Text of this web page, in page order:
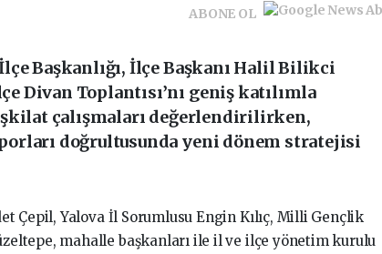
ABONE OL
Başkanlığı, İlçe Başkanı Halil Bilikci
Divan Toplantısı’nı geniş katılımla
çalışmaları değerlendirilirken,
doğrultusunda yeni dönem stratejisi
Çepil, Yalova İl Sorumlusu Engin Kılıç, Milli Gençlik
mahalle başkanları ile il ve ilçe yönetim kurulu